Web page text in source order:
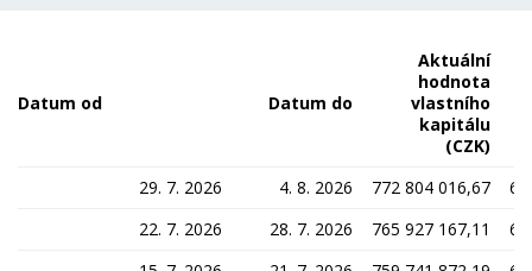
Datum od Datum do
Aktuální
hodnota
vlastního
kapitálu
(CZK)
29. 7. 2026 4. 8. 2026 772 804 016,67
22. 7. 2026
28. 7. 2026 765 927 167,11